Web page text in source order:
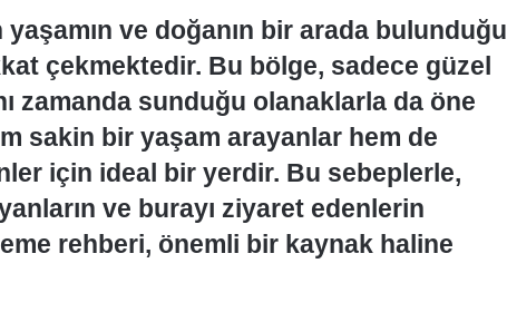
ve doğanın bir arada bulunduğu
çekmektedir. Bu bölge, sadece güzel
zamanda sunduğu olanaklarla da öne
sakin bir yaşam arayanlar hem de
için ideal bir yerdir. Bu sebeplerle,
ve burayı ziyaret edenlerin
rehberi, önemli bir kaynak haline